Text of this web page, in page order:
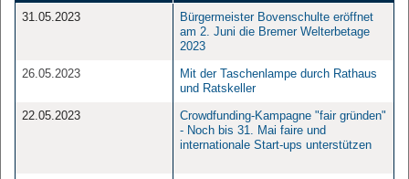
31.05.2023
Bürgermeister Bovenschulte eröffnet
am 2. Juni die Bremer Welterbetage
2023
26.05.2023
Mit der Taschenlampe durch Rathaus
und Ratskeller
22.05.2023
Crowdfunding-Kampagne "fair gründen"
- Noch bis 31. Mai faire und
internationale Start-ups unterstützen